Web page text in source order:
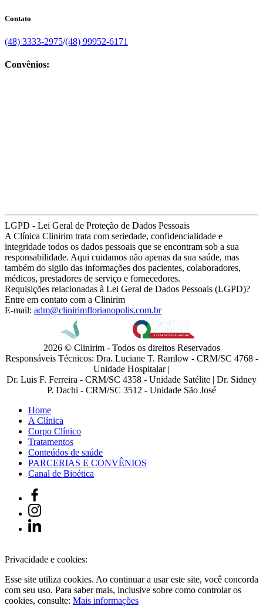
Contato
(48) 3333-2975/(48) 99952-6171
Convênios:
LGPD - Lei Geral de Proteção de Dados Pessoais
A Clínica Clinirim trata com seriedade, confidencialidade e
integridade todos os dados pessoais que se encontram sob a sua
responsabilidade. Aqui cuidamos não apenas da sua saúde, mas
também do sigilo das informações dos pacientes, colaboradores,
médicos, prestadores de serviço e fornecedores.
Requisições relacionadas à Lei Geral de Dados Pessoais (LGPD)?
Entre em contato com a Clinirim
E-mail: adm@clinirimflorianopolis.com.br
2026 © Clinirim - Todos os direitos Reservados
Responsáveis Técnicos: Dra. Luciane T. Ramlow - CRM/SC 4768 -
Unidade Hospitalar |
Dr. Luis F. Ferreira - CRM/SC 4358 - Unidade Satélite | Dr. Sidney
P. Dachi - CRM/SC 3512 - Unidade São José
Home
A Clínica
Corpo Clínico
Tratamentos
Conteúdos de saúde
PARCERIAS E CONVÊNIOS
Canal de Bioética
Privacidade e cookies:
Esse site utiliza cookies. Ao continuar a usar este site, você concorda
com seu uso. Para saber mais, inclusive sobre como controlar os
cookies, consulte: Mais informações